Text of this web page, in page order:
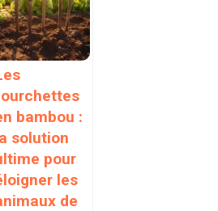
bambou :
solution
pour
les
de